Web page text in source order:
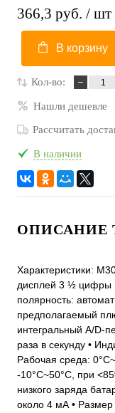
366,3 руб. / шт
В корзину
Кол-во:
Нашли дешевле
Рассчитать
В наличии
ОПИСАНИЕ
Характеристики:
дисплей 3 ½ цифры
полярность:
предполагаемый
интегральный A/D-
раза в секунду •
Рабочая среда:
-10°C~50°C, при
низкого заряда
около 4 мА •